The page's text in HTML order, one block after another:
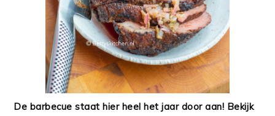
De barbecue staat hier heel het jaar door aan! Bekijk